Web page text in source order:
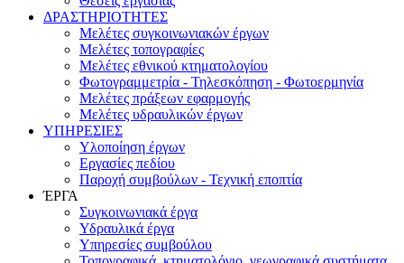
ΔΡΑΣΤΗΡΙΟΤΗΤΕΣ
Μελέτες συγκοινωνιακών έργων
Μελέτες τοπογραφίες
Μελέτες εθνικού κτηματολογίου
Φωτογραμμετρία - Τηλεσκόπηση - Φωτοερμηνία
Μελέτες πράξεων εφαρμογής
Μελέτες υδραυλικών έργων
ΥΠΗΡΕΣΙΕΣ
Υλοποίηση έργων
Εργασίες πεδίου
Παροχή συμβούλων - Τεχνική εποπτία
ΈΡΓΑ
Συγκοινωνιακά έργα
Υδραυλικά έργα
Υπηρεσίες συμβούλου